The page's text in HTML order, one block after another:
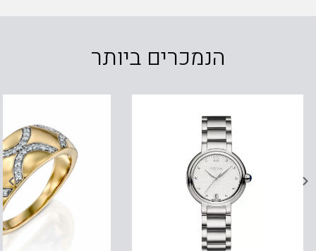
הנמכרים ביותר